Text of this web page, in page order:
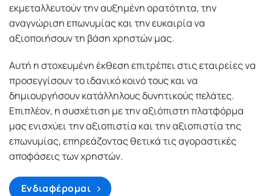
εκμεταλλευτούν την αυξημένη ορατότητα, την
αναγνώριση επωνυμίας και την ευκαιρία να
αξιοποιήσουν τη βάση χρηστών μας.
Αυτή η στοχευμένη έκθεση επιτρέπει στις εταιρείες να
προσεγγίσουν το ιδανικό κοινό τους και να
δημιουργήσουν κατάλληλους δυνητικούς πελάτες.
Επιπλέον, η συσχέτιση με την αξιόπιστη πλατφόρμα
μας ενισχύει την αξιοπιστία και την αξιοπιστία της
επωνυμίας, επηρεάζοντας θετικά τις αγοραστικές
αποφάσεις των χρηστών.
Ενδιαφέρομαι